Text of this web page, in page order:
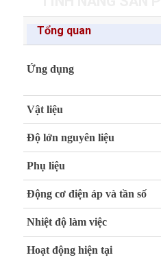
Tổng quan
Ứng dụng
Vật liệu
Độ lớn nguyên liệu
Phụ liệu
Động cơ điện áp và tần số
Nhiệt độ làm việc
Hoạt động hiện tại